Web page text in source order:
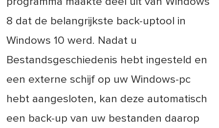
8 dat de belangrijkste back-uptool in
Windows 10 werd. Nadat u
Bestandsgeschiedenis hebt ingesteld en
een externe schijf op uw Windows-pc
hebt aangesloten, kan deze automatisch
een back-up van uw bestanden daarop